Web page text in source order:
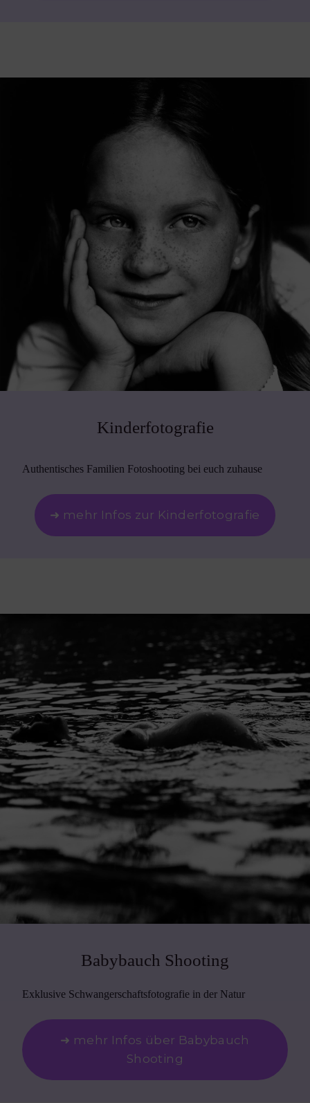
Kinderfotografie
Authentisches Familien Fotoshooting bei euch zuhause
➜ mehr Infos zur Kinderfotografie
Babybauch Shooting
Exklusive Schwangerschaftsfotografie in der Natur
➜ mehr Infos über Babybauch
Shooting